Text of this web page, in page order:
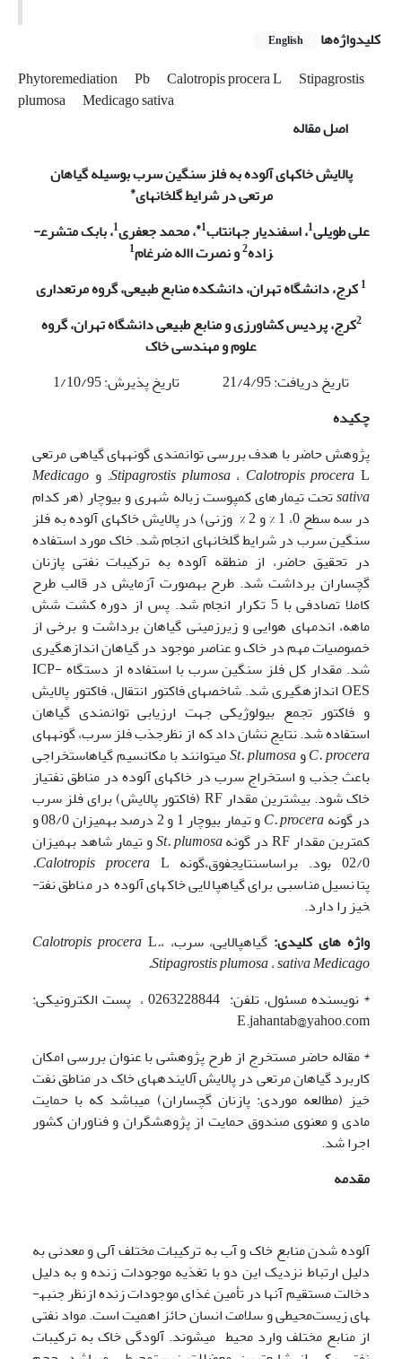
کلیدواژه‌ها
English
Phytoremediation Pb Calotropis procera L
Stipagrostis
plumosa
Medicago sativa
اصل مقاله
پالایش خاکهای آلوده به فلز سنگین سرب بوسیله گیاهان
مرتعی در شرایط گلخانه­ای*
علی طویلی1، اسفندیار جهانتاب1* ، محمد جعفری1
، بابک متشرع­
زاده2و نصرت االه ضرغام1
1کرج، دانشگاه تهران، دانشکده منابع طبیعی، گروه مرتعداری
2کرج،پردیس کشاورزی و منابع طبیعی دانشگاه تهران، گروه
علوم و مهندسیخاک
تاریخ دریافت: 21/4/95 تاریخ پذیرش: 1/10/95
چکیده
پژوهش حاضر با هدف بررسی توانمندی گونه­های گیاهی مرتعی
Stipagrostis plumosa، CalotropisproceraL. و
Medicago
sativaتحت تیمارهای کمپوست زباله شهری و بیوچار (هر کدام
در سه سطح 0، 1 % و 2 % وزنی) در پالایش خاک­های آلوده به فلز
سنگین سرب در شرایط گلخانه­ای انجام شد. خاک مورد استفاده
در تحقیق حاضر، از منطقه آلوده به ترکیبات نفتی پازنان
گچساران برداشت شد. طرح به­صورت آزمایش در قالب طرح
کاملا تصادفی با 5 تکرار انجام شد. پس از دوره کشت شش
ماهه، اندم­های هوایی و زیرزمینی گیاهان برداشت و برخی از
خصوصیات مهم در خاک و عناصر موجود در گیاهان اندازه­گیری
شد. مقدار کل فلز سنگین سرب با استفاده از دستگاه ICP-
OES اندازه­گیری شد. شاخص­های فاکتور انتقال، فاکتور پالایش
و فاکتور تجمع بیولوژیکی جهت ارزیابی توانمندی گیاهان
استفاده شد. نتایج نشان داد که از نظرجذب فلز سرب، گونه­های
C. proceraوSt. plumosaمی­توانند با مکانسیم گیاه­استخراجی
باعث جذب و استخراج سرب در خاک­های آلوده در مناطق نفتیاز
خاک شود. بیشترین مقدار RF (فاکتور پالایش) برای فلز سرب
در گونهC. procera
و تیمار بیوچار 1 و 2 درصد به­میزان 08/0 و
کمترین مقدار RF در گونه
St. plumosaو تیمار شاهد به­میزان
02/0 بود. براساسنتایجفوق،گونه
Calotropis procera L
.
پتانسیل مناسبی برای گیاه­پالایی خاک­های آلوده­ در مناطق نفت­
خیز را دارد.
واژه های کلیدی: گیاه­پالایی، سرب، Calotropis procera L.،
Stipagrostisplumosa،sativaMedicago
.
* نویسنده مسئول، تلفن: 0263228844 ، پست الکترونیکی:
E.jahantab@yahoo.com
* مقاله حاضر مستخرج از طرح پژوهشی با عنوان بررسی امکان
کاربرد گیاهان مرتعی در پالایش آلاینده­های خاک در مناطق نفت
خیز (مطالعه موردی: پازنان گچساران) می­باشد که با حمایت
مادی و معنوی صندوق حمایت از پژوهشگران و فناوران کشور
اجرا شد.
مقدمه
آلوده شدن منابع خاک و آب به ترکیبات مختلف آلی و معدنی به
دلیل ارتباط نزدیک این دو با تغذیه موجودات زنده و به دلیل
دخالت مستقیم آن­ها در تأمین غذای موجودات زنده ازنظر جنبه­
های زیست‌محیطی و سلامت انسان حائز اهمیت است. مواد نفتی
از منابع مختلف وارد محیط می­شوند. آلودگی خاک به ترکیبات